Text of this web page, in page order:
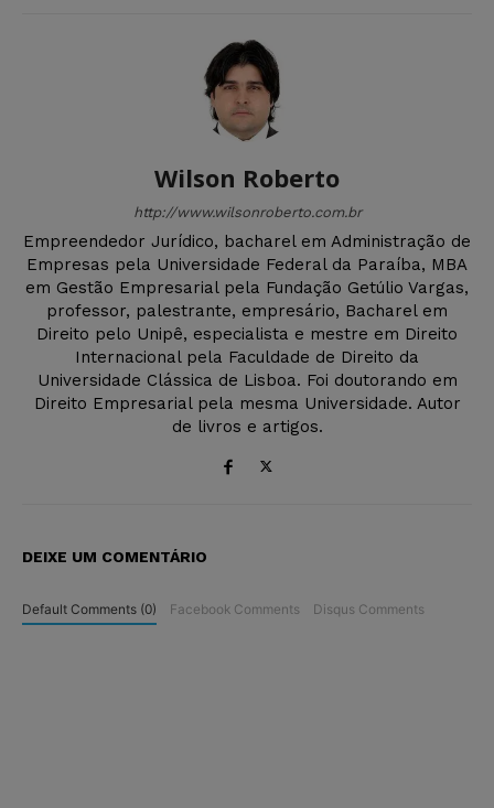
Wilson Roberto
http://www.wilsonroberto.com.br
Empreendedor Jurídico, bacharel em Administração de
Empresas pela Universidade Federal da Paraíba, MBA
em Gestão Empresarial pela Fundação Getúlio Vargas,
professor, palestrante, empresário, Bacharel em
Direito pelo Unipê, especialista e mestre em Direito
Internacional pela Faculdade de Direito da
Universidade Clássica de Lisboa. Foi doutorando em
Direito Empresarial pela mesma Universidade. Autor
de livros e artigos.
DEIXE UM COMENTÁRIO
Default Comments (0) Facebook Comments Disqus Comments